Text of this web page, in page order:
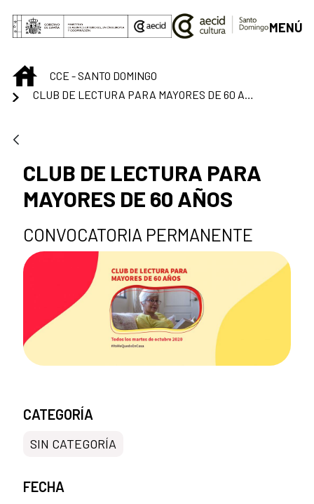
Saut au contenu principal
MENÚ
INICIOCCE - SANTO DOMINGO
CLUB DE LECTURA PARA MAYORES DE 60 AÑOS
CLUB DE LECTURA PARA
MAYORES DE 60 AÑOS
CONVOCATORIA PERMANENTE
CATEGORÍA
SIN CATEGORÍA
FECHA